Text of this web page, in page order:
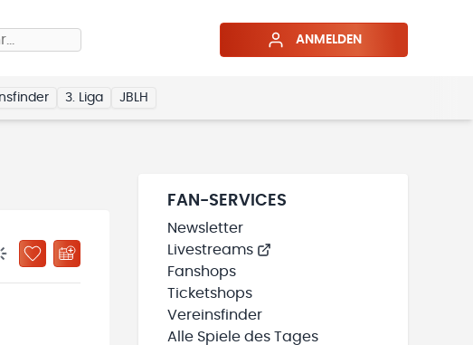
ANMELDEN
3. Liga JBLH
BENACHRICHTIGUNGSSTATUS WIRD GELADEN
ZU „MEINE TEAMS“ HINZUFÜGEN
FAN-SERVICES
Newsletter
Livestreams
Fanshops
Ticketshops
Vereinsfinder
Alle Spiele des Tages